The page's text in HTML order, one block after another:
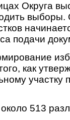
Округа
подачи
как
участку
513